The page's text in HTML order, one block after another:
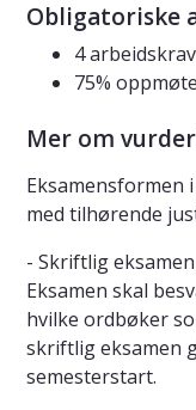
Obligatoriske
4 arbeidskrav
75% oppmøte
Mer om
Eksamensformen
med tilhørende
- Skriftlig
Eksamen skal
hvilke ordbøker
skriftlig eksamen
semesterstart.